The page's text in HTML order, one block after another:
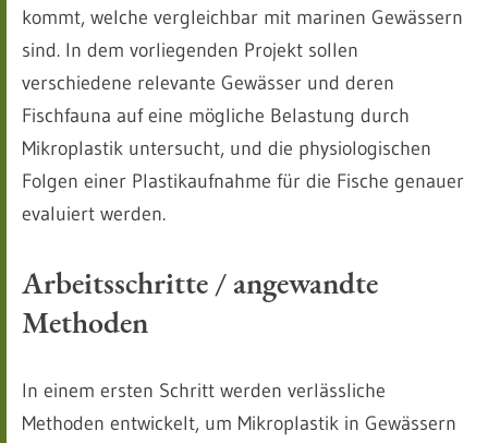
kommt, welche vergleichbar mit marinen Gewässern
sind. In dem vorliegenden Projekt sollen
verschiedene relevante Gewässer und deren
Fischfauna auf eine mögliche Belastung durch
Mikroplastik untersucht, und die physiologischen
Folgen einer Plastikaufnahme für die Fische genauer
evaluiert werden.
Arbeitsschritte / angewandte
Methoden
In einem ersten Schritt werden verlässliche
Methoden entwickelt, um Mikroplastik in Gewässern